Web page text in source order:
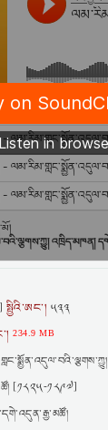
སྤྱིའི་ཨང་། ༥༣༣
234.9 MB
[༡༨༢༥-༡༨༩༧]